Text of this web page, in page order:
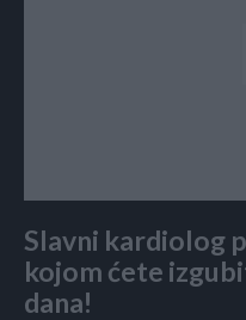
Slavni kardiolog
kojom ćete
dana!